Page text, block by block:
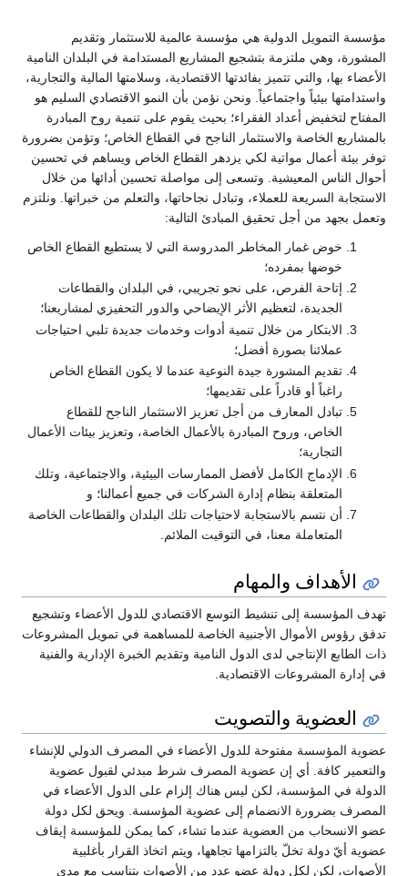
مؤسسة التمويل الدولية هي مؤسسة عالمية للاستثمار وتقديم
المشورة، وهي ملتزمة بتشجيع المشاريع المستدامة في البلدان النامية
الأعضاء بها، والتي تتميز بفائدتها الاقتصادية، وسلامتها المالية والتجارية،
واستدامتها بيئياً واجتماعياً. ونحن نؤمن بأن النمو الاقتصادي السليم هو
المفتاح لتخفيض أعداد الفقراء؛ بحيث يقوم على تنمية روح المبادرة
بالمشاريع الخاصة والاستثمار الناجح في القطاع الخاص؛ وتؤمن بضرورة
توفر بيئة أعمال مواتية لكي يزدهر القطاع الخاص ويساهم في تحسين
أحوال الناس المعيشية. وتسعى إلى مواصلة تحسين أدائها من خلال
الاستجابة السريعة للعملاء، وتبادل نجاحاتها، والتعلم من خبراتها. ونلتزم
وتعمل بجهد من أجل تحقيق المبادئ التالية:
خوض غمار المخاطر المدروسة التي لا يستطيع القطاع الخاص
خوضها بمفرده؛
إتاحة الفرص، على نحو تجريبي، في البلدان والقطاعات
الجديدة، لتعظيم الأثر الإيضاحي والدور التحفيزي لمشاريعنا؛
الابتكار من خلال تنمية أدوات وخدمات جديدة تلبي احتياجات
عملائنا بصورة أفضل؛
تقديم المشورة جيدة النوعية عندما لا يكون القطاع الخاص
راغباً أو قادراً على تقديمها؛
تبادل المعارف من أجل تعزيز الاستثمار الناجح للقطاع
الخاص، وروح المبادرة بالأعمال الخاصة، وتعزيز بيئات الأعمال
التجارية؛
الإدماج الكامل لأفضل الممارسات البيئية، والاجتماعية، وتلك
المتعلقة بنظام إدارة الشركات في جميع أعمالنا؛ و
أن نتسم بالاستجابة لاحتياجات تلك البلدان والقطاعات الخاصة
المتعاملة معنا، في التوقيت الملائم.
الأهداف والمهام
تهدف المؤسسة إلى تنشيط التوسع الاقتصادي للدول الأعضاء وتشجيع
تدفق رؤوس الأموال الأجنبية الخاصة للمساهمة في تمويل المشروعات
ذات الطابع الإنتاجي لدى الدول النامية وتقديم الخبرة الإدارية والفنية
في إدارة المشروعات الاقتصادية.
العضوية والتصويت
عضوية المؤسسة مفتوحة للدول الأعضاء في المصرف الدولي للإنشاء
والتعمير كافة. أي إن عضوية المصرف شرط مبدئي لقبول عضوية
الدولة في المؤسسة، لكن ليس هناك إلزام على الدول الأعضاء في
المصرف بضرورة الانضمام إلى عضوية المؤسسة. ويحق لكل دولة
عضو الانسحاب من العضوية عندما تشاء، كما يمكن للمؤسسة إيقاف
عضوية أيّ دولة تخلّ بالتزامها تجاهها، ويتم اتخاذ القرار بأغلبية
الأصوات، لكن لكل دولة عضو عدد من الأصوات يتناسب مع مدى